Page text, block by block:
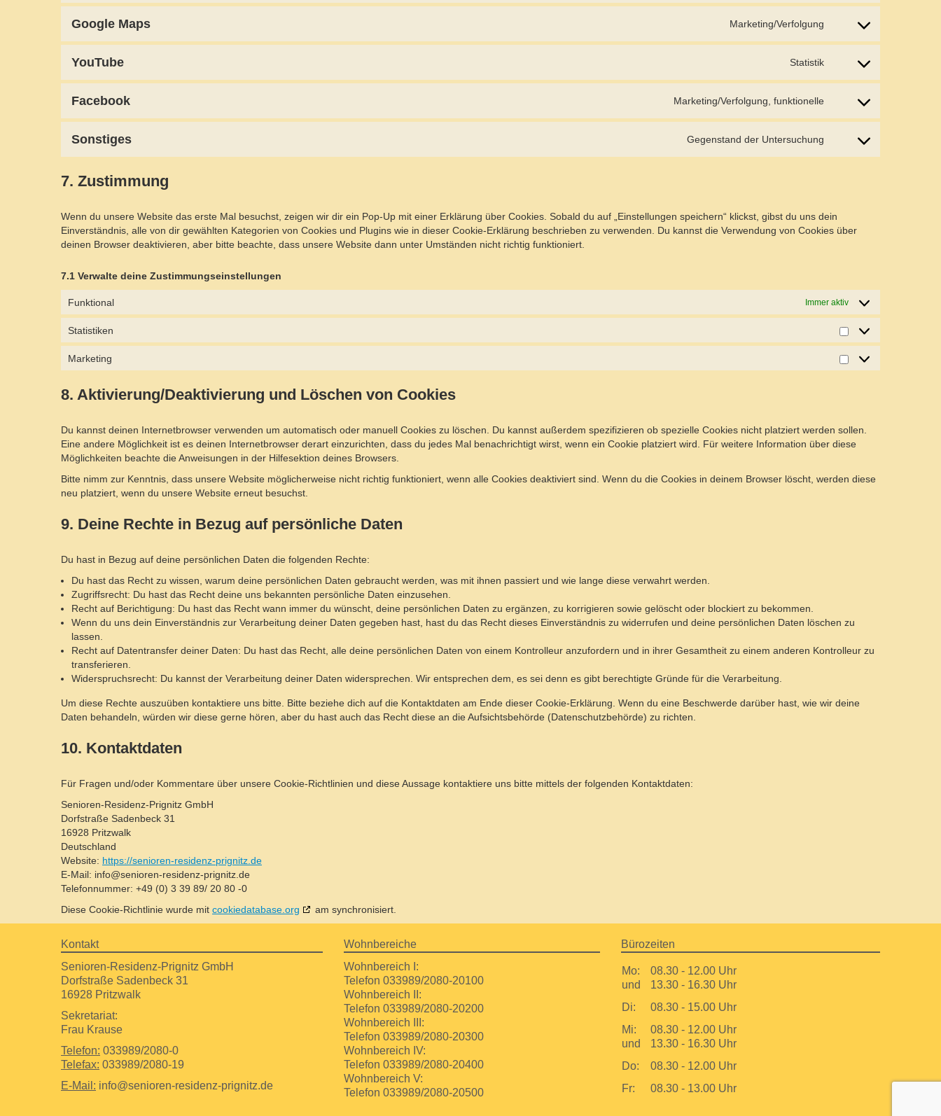
fonts
to
google-
recaptcha
Google Maps Marketing/Verfolgung
Consent
to
google-
maps
YouTube Statistik
Consent
to
youtube
Facebook Marketing/Verfolgung, funktionelle
Consent
to
facebook
Sonstiges Gegenstand der Untersuchung
Consent
to
7. Zustimmung
Wenn du unsere Website das erste Mal besuchst, zeigen wir dir ein Pop-Up mit einer Erklärung über Cookies. Sobald du auf „Einstellungen speichern“ klickst, gibst du uns dein
Einverständnis, alle von dir gewählten Kategorien von Cookies und Plugins wie in dieser Cookie-Erklärung beschrieben zu verwenden. Du kannst die Verwendung von Cookies über
deinen Browser deaktivieren, aber bitte beachte, dass unsere Website dann unter Umständen nicht richtig funktioniert.
7.1 Verwalte deine Zustimmungseinstellungen
Funktional Immer aktiv
Statistiken Statistiken
Marketing Marketing
8. Aktivierung/Deaktivierung und Löschen von Cookies
Du kannst deinen Internetbrowser verwenden um automatisch oder manuell Cookies zu löschen. Du kannst außerdem spezifizieren ob spezielle Cookies nicht platziert werden sollen.
Eine andere Möglichkeit ist es deinen Internetbrowser derart einzurichten, dass du jedes Mal benachrichtigt wirst, wenn ein Cookie platziert wird. Für weitere Information über diese
Möglichkeiten beachte die Anweisungen in der Hilfesektion deines Browsers.
Bitte nimm zur Kenntnis, dass unsere Website möglicherweise nicht richtig funktioniert, wenn alle Cookies deaktiviert sind. Wenn du die Cookies in deinem Browser löscht, werden diese
neu platziert, wenn du unsere Website erneut besuchst.
9. Deine Rechte in Bezug auf persönliche Daten
Du hast in Bezug auf deine persönlichen Daten die folgenden Rechte:
Du hast das Recht zu wissen, warum deine persönlichen Daten gebraucht werden, was mit ihnen passiert und wie lange diese verwahrt werden.
Zugriffsrecht: Du hast das Recht deine uns bekannten persönliche Daten einzusehen.
Recht auf Berichtigung: Du hast das Recht wann immer du wünscht, deine persönlichen Daten zu ergänzen, zu korrigieren sowie gelöscht oder blockiert zu bekommen.
Wenn du uns dein Einverständnis zur Verarbeitung deiner Daten gegeben hast, hast du das Recht dieses Einverständnis zu widerrufen und deine persönlichen Daten löschen zu
lassen.
Recht auf Datentransfer deiner Daten: Du hast das Recht, alle deine persönlichen Daten von einem Kontrolleur anzufordern und in ihrer Gesamtheit zu einem anderen Kontrolleur zu
transferieren.
Widerspruchsrecht: Du kannst der Verarbeitung deiner Daten widersprechen. Wir entsprechen dem, es sei denn es gibt berechtigte Gründe für die Verarbeitung.
Um diese Rechte auszuüben kontaktiere uns bitte. Bitte beziehe dich auf die Kontaktdaten am Ende dieser Cookie-Erklärung. Wenn du eine Beschwerde darüber hast, wie wir deine
Daten behandeln, würden wir diese gerne hören, aber du hast auch das Recht diese an die Aufsichtsbehörde (Datenschutzbehörde) zu richten.
10. Kontaktdaten
Für Fragen und/oder Kommentare über unsere Cookie-Richtlinien und diese Aussage kontaktiere uns bitte mittels der folgenden Kontaktdaten:
Senioren-Residenz-Prignitz GmbH
Dorfstraße Sadenbeck 31
16928 Pritzwalk
Deutschland
Website: https://senioren-residenz-prignitz.de
E-Mail: info@senioren-residenz-prignitz.de
Telefonnummer: +49 (0) 3 39 89/ 20 80 -0
Diese Cookie-Richtlinie wurde mit cookiedatabase.org am synchronisiert.
Kontakt
Senioren-Residenz-Prignitz GmbH
Dorfstraße Sadenbeck 31
16928 Pritzwalk
Sekretariat:
Frau Krause
Telefon: 033989/2080-0
Telefax: 033989/2080-19
E-Mail: info@senioren-residenz-prignitz.de
Wohnbereiche
Wohnbereich I:
Telefon 033989/2080-20100
Wohnbereich II:
Telefon 033989/2080-20200
Wohnbereich III:
Telefon 033989/2080-20300
Wohnbereich IV:
Telefon 033989/2080-20400
Wohnbereich V:
Telefon 033989/2080-20500
Bürozeiten
Mo:
und
08.30 - 12.00 Uhr
13.30 - 16.30 Uhr
Di:
08.30 - 15.00 Uhr
Mi:
und
08.30 - 12.00 Uhr
13.30 - 16.30 Uhr
Do:
08.30 - 12.00 Uhr
Fr:
08.30 - 13.00 Uhr